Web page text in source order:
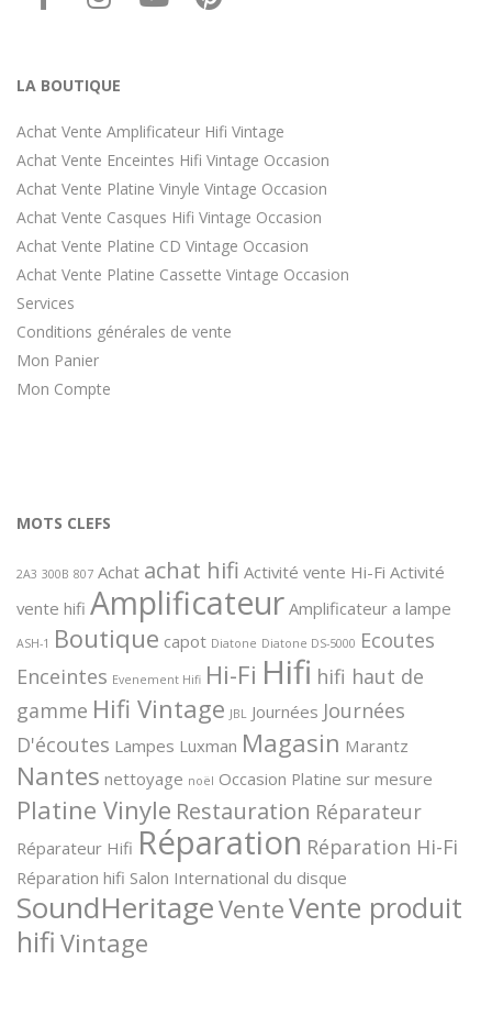
LA BOUTIQUE
Achat Vente Amplificateur Hifi Vintage
Achat Vente Enceintes Hifi Vintage Occasion
Achat Vente Platine Vinyle Vintage Occasion
Achat Vente Casques Hifi Vintage Occasion
Achat Vente Platine CD Vintage Occasion
Achat Vente Platine Cassette Vintage Occasion
Services
Conditions générales de vente
Mon Panier
Mon Compte
MOTS CLEFS
2A3 300B 807 Achat achat hifi Activité vente Hi-Fi Activité
vente hifi Amplificateur Amplificateur a lampe
ASH-1 Boutique capot Diatone Diatone DS-5000 Ecoutes
Enceintes Evenement Hifi Hi-Fi Hifi hifi haut de
gamme Hifi Vintage JBL Journées Journées
D'écoutes Lampes Luxman Magasin Marantz
Nantes nettoyage noël Occasion Platine sur mesure
Platine Vinyle Restauration Réparateur
Réparateur Hifi Réparation Réparation Hi-Fi
Réparation hifi Salon International du disque
SoundHeritageVenteVente produit
hifi Vintage